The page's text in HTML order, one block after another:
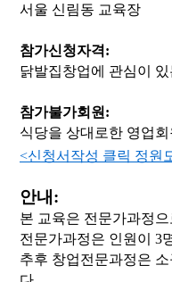
서울 신림동 교육장
참가신청자격:
닭발집창업에 관심이
참가불가회원:
식당을 상대로한 영업
<신청서작성 클릭 정원
안내:
본 교육은 전문가과정으
전문가과정은 인원이 3
추후 창업전문과정은